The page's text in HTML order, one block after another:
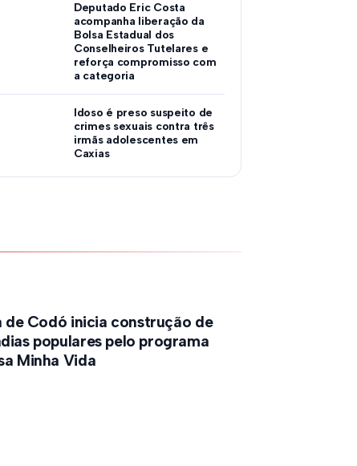
Deputado Eric Costa
acompanha liberação da
Bolsa Estadual dos
Conselheiros Tutelares e
reforça compromisso com
a categoria
Idoso é preso suspeito de
crimes sexuais contra três
irmãs adolescentes em
Caxias
de Codó inicia construção de
populares pelo programa
Minha Vida